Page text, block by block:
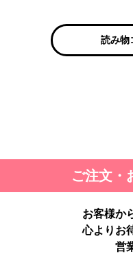
読み物
ご注文・
お客様か
心よりお
営